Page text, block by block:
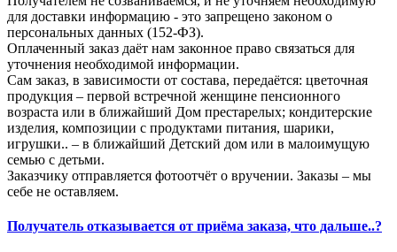
для доставки информацию - это запрещено законом о
персональных данных (152-ФЗ).
Оплаченный заказ даёт нам законное право связаться для
уточнения необходимой информации.
Сам заказ, в зависимости от состава, передаётся: цветочная
продукция – первой встречной женщине пенсионного
возраста или в ближайший Дом престарелых; кондитерские
изделия, композиции с продуктами питания, шарики,
игрушки.. – в ближайший Детский дом или в малоимущую
семью с детьми.
Заказчику отправляется фотоотчёт о вручении. Заказы – мы
себе не оставляем.
Получатель отказывается от приёма заказа, что дальше..?